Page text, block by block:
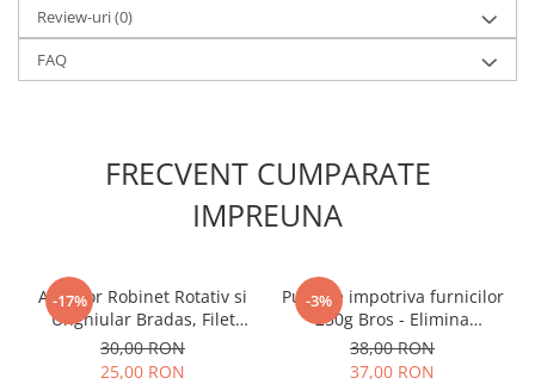
Carabine/ carlige
Diverse casa si gradina
Fir/Ata de legat
Motofierastrau / Drujba
Pila motofierastrau / drujba
Review-uri(0)
FAQ
FRECVENT CUMPARATE
IMPREUNA
-17%
Adaptor Robinet Rotativ si
Unghiular Bradas, Filet
Interior 3/4 inch, Conector
Anti-Gatuire
30,00 RON
25,00 RON
-3%
Pulbere impotriva furnicilor
250g Bros - Elimina
Musuroiul in 24 de Ore
38,00 RON
37,00 RON